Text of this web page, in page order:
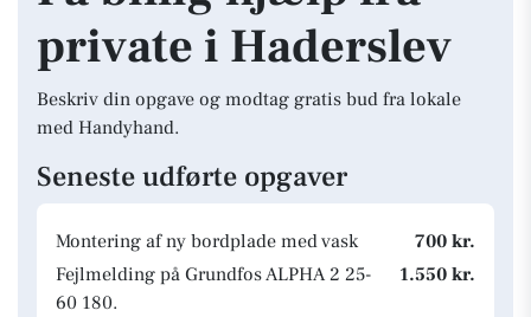
private i Haderslev
Beskriv din opgave og modtag gratis bud fra lokale
med Handyhand.
Seneste udførte opgaver
Montering af ny bordplade med vask
700 kr.
Fejlmelding på Grundfos ALPHA 2 25-
60 180.
1.550 kr.